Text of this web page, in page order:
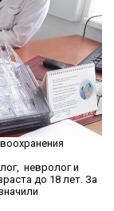
невролог и
до 18 лет. За